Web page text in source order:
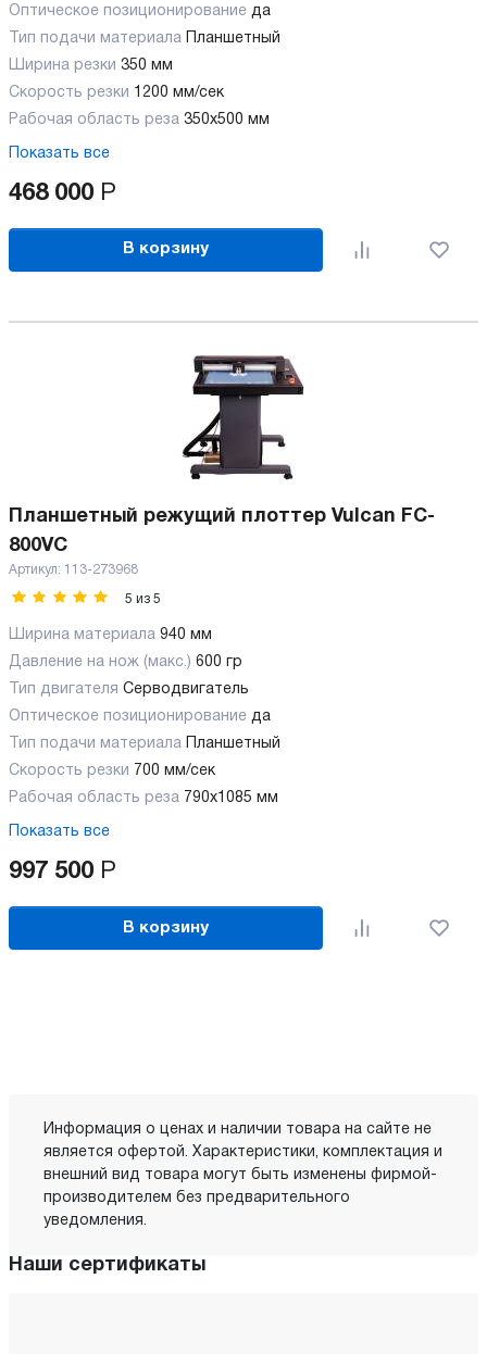
Оптическое позиционирование да
Тип подачи материала
Планшетный
Ширина резки 350 мм
Скорость резки 1200 мм/сек
Рабочая область реза 350x500 мм
Показать все
468 000 Р
В корзину
Планшетный режущий плоттер Vulcan FC-
800VC
Артикул: 113-273968
5 из 5
Ширина материала 940 мм
Давление на нож (макс.) 600 гр
Тип двигателя Серводвигатель
Оптическое позиционирование да
Тип подачи материала
Планшетный
Скорость резки
700 мм/сек
Рабочая область реза 790х1085 мм
Показать все
997 500 Р
В корзину
Информация о ценах и наличии товара на сайте не
является офертой. Характеристики, комплектация и
внешний вид товара могут быть изменены фирмой-
производителем без предварительного
уведомления.
Наши сертификаты